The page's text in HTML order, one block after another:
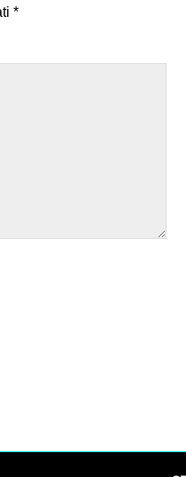
*